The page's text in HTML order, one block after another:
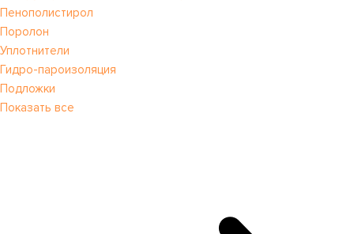
Пенополистирол
Поролон
Уплотнители
Гидро-пароизоляция
Подложки
Показать все